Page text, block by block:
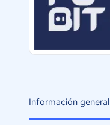
Información general